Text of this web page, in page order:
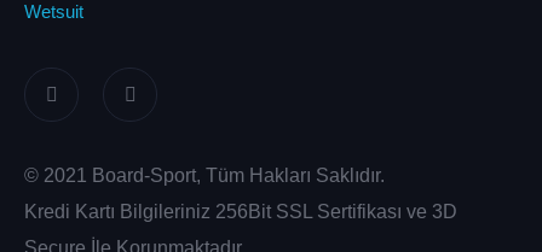
Wetsuit
© 2021 Board-Sport, Tüm Hakları Saklıdır.
Kredi Kartı Bilgileriniz 256Bit SSL Sertifikası ve 3D
Secure İle Korunmaktadır.